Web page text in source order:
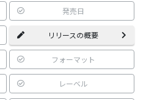
発売日
リリースの概要
フォーマット
レーベル